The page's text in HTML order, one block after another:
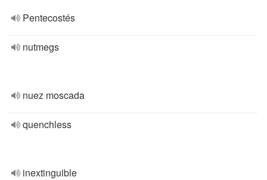
Pentecostés
nutmegs
nuez moscada
quenchless
inextinguible